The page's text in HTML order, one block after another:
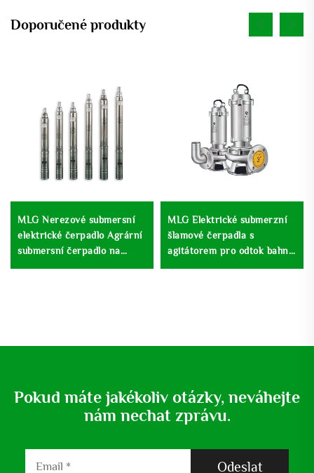
Doporučené produkty
MLG Nerezové submersní
elektrické čerpadlo Agrární
submersní čerpadlo na
zavlažování hlubinné studny
MLG Elektrické submerzní
šlamové čerpadla s
agitátorem pro odtok bahna
a destilaci vody
Pokud máte jakékoliv otázky, neváhejte
nám nechat zprávu.
Odeslat